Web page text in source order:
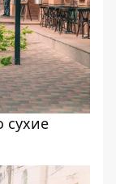
сухие